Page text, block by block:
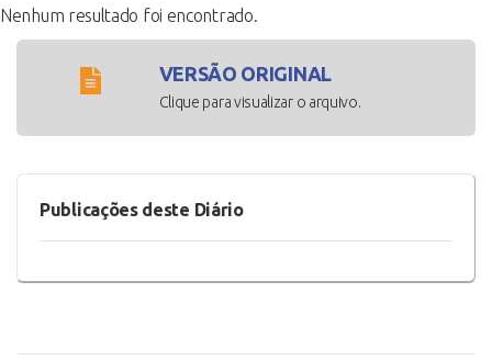
Nenhum resultado foi encontrado.
VERSÃO ORIGINAL
Clique para visualizar o arquivo.
Publicações deste Diário